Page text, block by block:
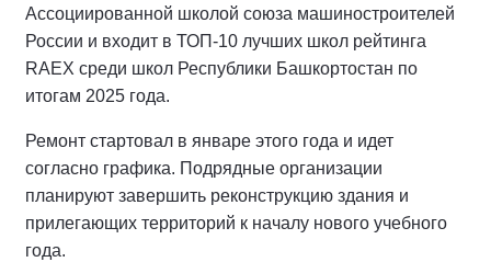
Ассоциированной школой союза машиностроителей
России и входит в ТОП-10 лучших школ рейтинга
RAEX среди школ Республики Башкортостан по
итогам 2025 года.
Ремонт стартовал в январе этого года и идет
согласно графика. Подрядные организации
планируют завершить реконструкцию здания и
прилегающих территорий к началу нового учебного
года.